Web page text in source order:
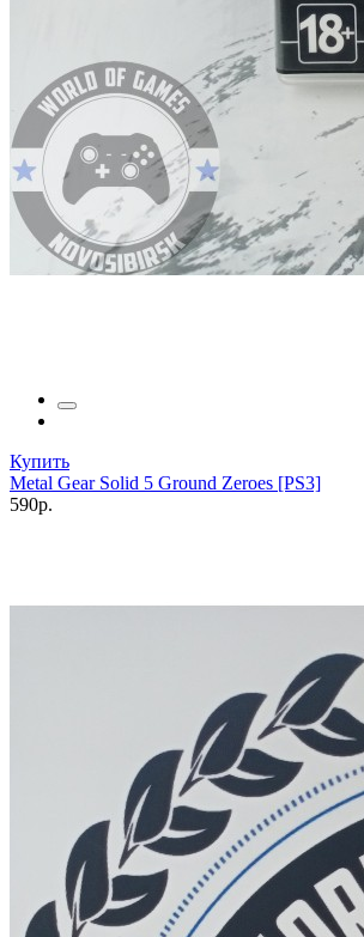
Купить
Metal Gear Solid 5 Ground Zeroes [PS3]
590р.